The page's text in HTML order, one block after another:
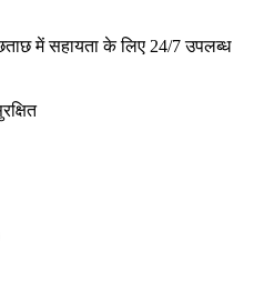
में सहायता के लिए 24/7 उपलब्ध